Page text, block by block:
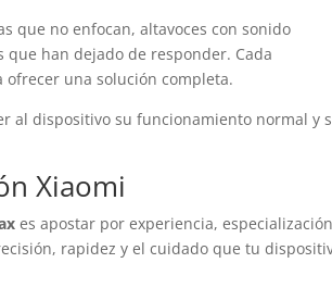
que no enfocan, altavoces con sonido
han dejado de responder. Cada
ofrecer una solución completa.
al dispositivo su funcionamiento normal y
Xiaomi
es apostar por experiencia,
rapidez y el cuidado que tu